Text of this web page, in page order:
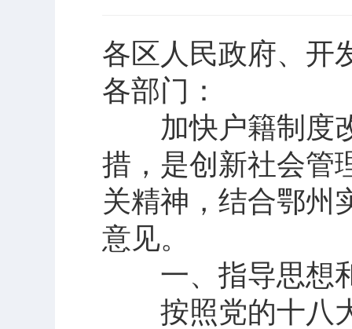
各区人民政府、开
各部门：
加快户籍制度改
措，是创新社会管
关精神，结合鄂州
意见。
一、指导思想
按照党的十八大